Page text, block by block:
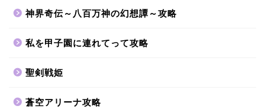
神界奇伝～八百万神の幻想譚～攻略
私を甲子園に連れてって攻略
聖剣戦姫
蒼空アリーナ攻略